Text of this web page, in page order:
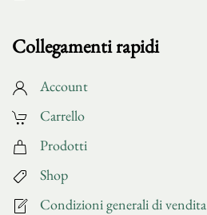
Collegamenti rapidi
Account
Carrello
Prodotti
Shop
Condizioni generali di vendita